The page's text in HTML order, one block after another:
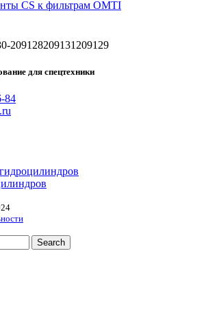
CS к фильтрам OMTI
для спецтехники
84
Search